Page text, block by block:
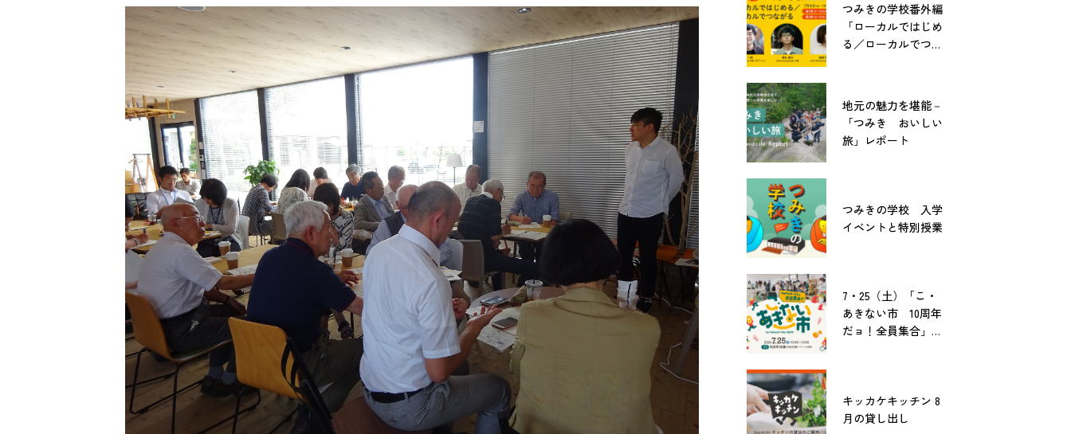
つみきの学校番外編
「ローカルではじめ
る／ローカルでつな
地元の魅力を堪能－
「つみき おいしい
旅」レポート
つみきの学校 入学
イベントと特別授業
7・25（土）「こ・
あきない市 10周年
だョ！全員集合」開
キッカケキッチン 8
月の貸し出し